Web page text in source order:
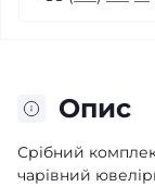
Опис
Срібний
чарівний